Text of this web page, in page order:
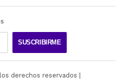
SUSCRIBIRME
derechos reservados |